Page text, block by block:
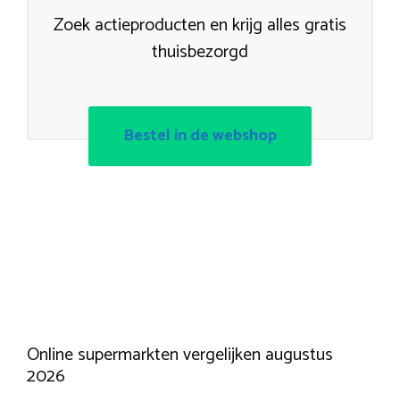
Zoek actieproducten en krijg alles gratis
thuisbezorgd
Bestel in de webshop
Online supermarkten vergelijken augustus
2026